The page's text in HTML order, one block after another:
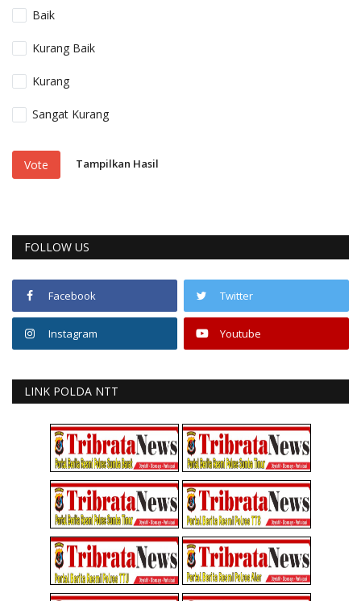
Baik
Kurang Baik
Kurang
Sangat Kurang
Vote Tampilkan Hasil
FOLLOW US
Facebook Twitter
Instagram Youtube
LINK POLDA NTT